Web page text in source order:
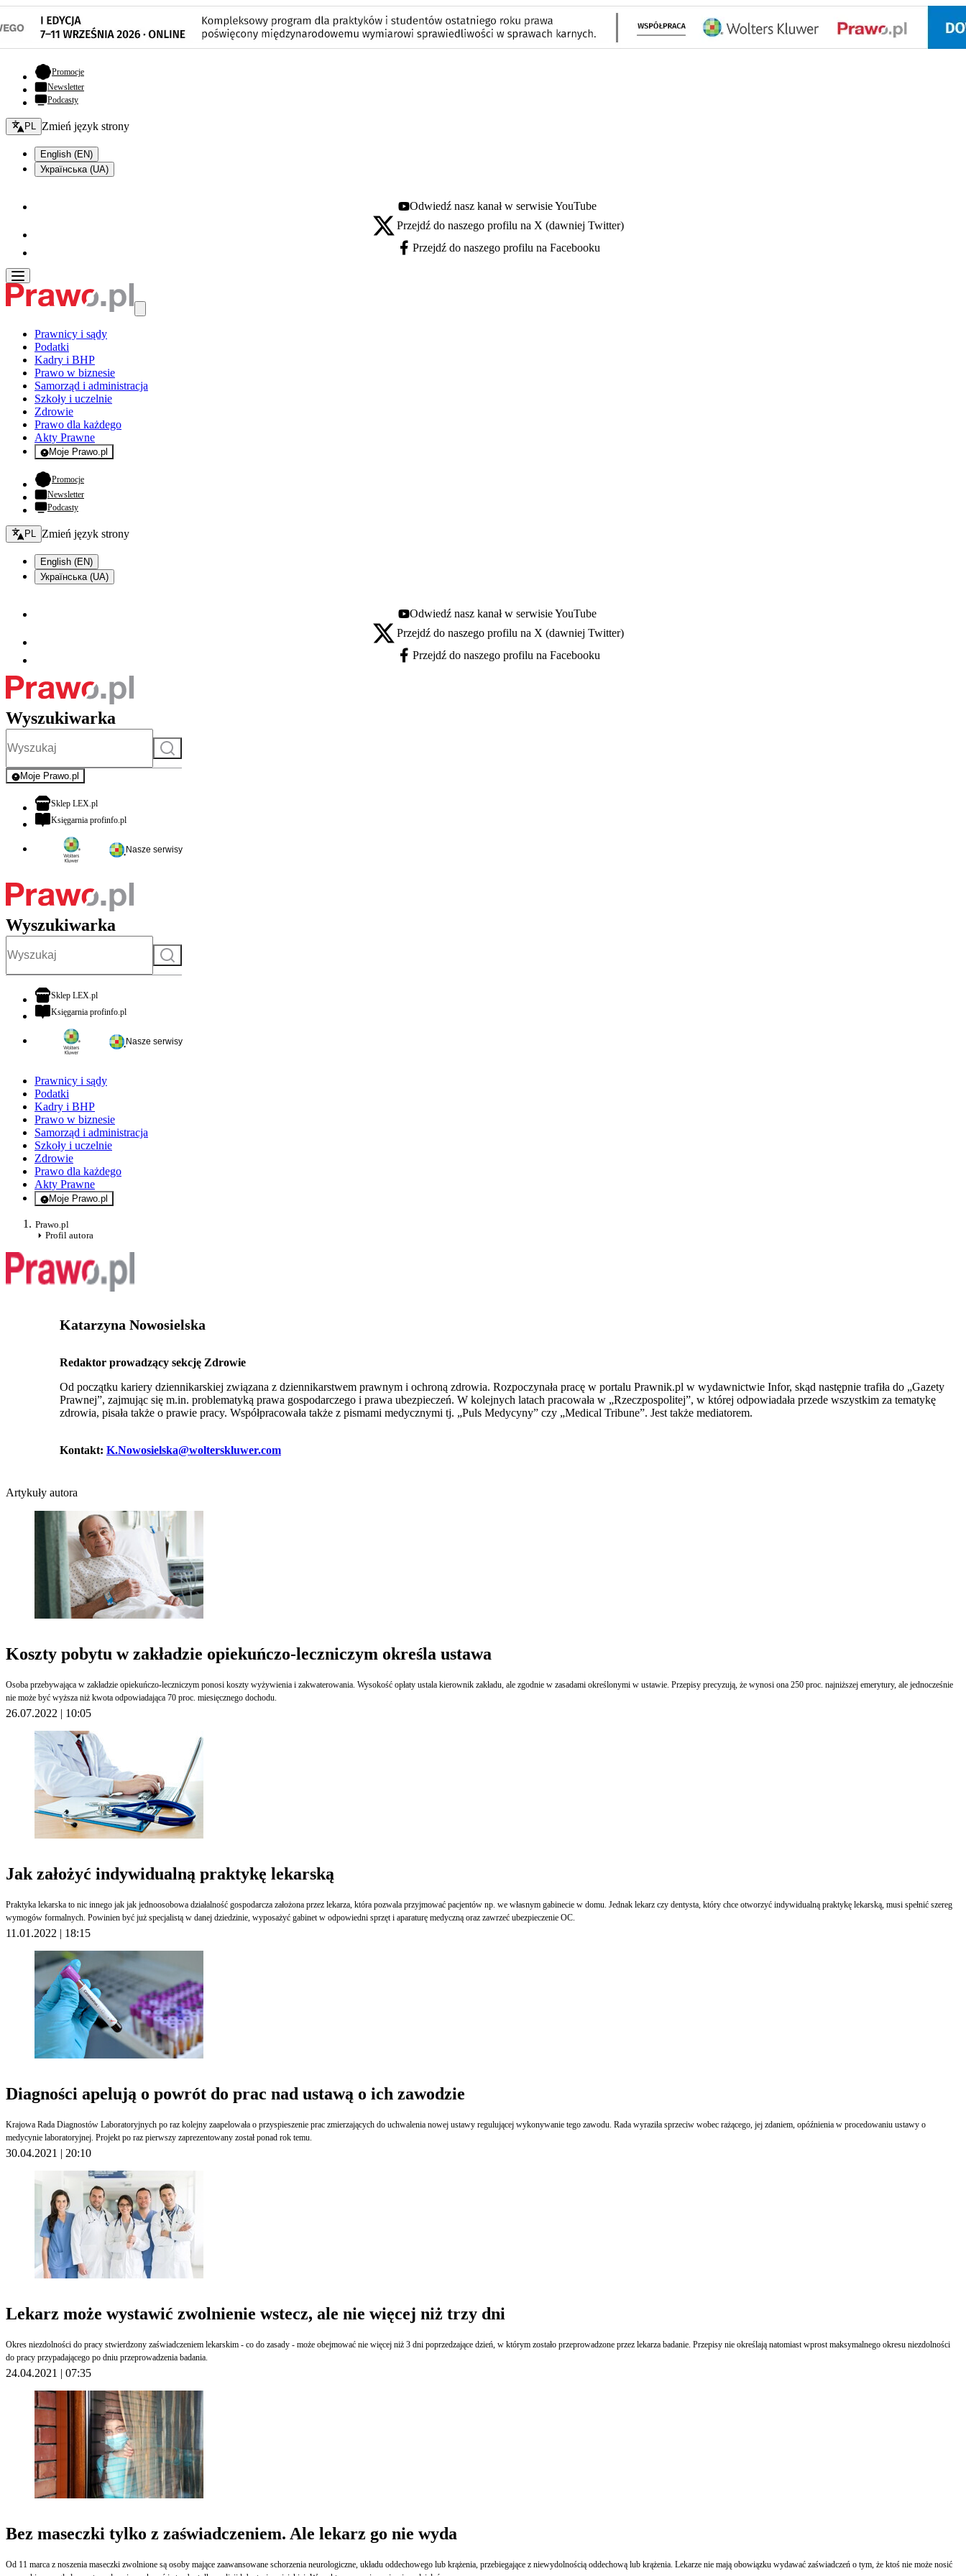
Promocje- otwiera się w nowej karcie
Newsletter
Podcasty
Zmień język - bieżący:
PL Zmień język strony
English (EN)
Українська (UA)
Youtube - otwiera się w nowej karcie
Odwiedź nasz kanał w serwisie YouTube
X - otwiera się w nowej karcie
Przejdź do naszego profilu na X (dawniej Twitter)
Facebook - otwiera się w nowej karcie
Przejdź do naszego profilu na Facebooku
Prawnicy i sądy
Podatki
Kadry i BHP
Prawo w biznesie
Samorząd i administracja
Szkoły i uczelnie
Zdrowie
Prawo dla każdego
Akty Prawne
Moje Prawo.pl
- rejestracja i logowanie do serwisu
Promocje- otwiera się w nowej karcie
Newsletter
Podcasty
Zmień język - bieżący:
PL Zmień język strony
English (EN)
Українська (UA)
Youtube - otwiera się w nowej karcie
Odwiedź nasz kanał w serwisie YouTube
X - otwiera się w nowej karcie
Przejdź do naszego profilu na X (dawniej Twitter)
Facebook - otwiera się w nowej karcie
Przejdź do naszego profilu na Facebooku
Wyszukiwarka
Szukaj
Moje Prawo.pl
- rejestracja i logowanie do serwisu
Sklep LEX.plotwiera się w nowej karcie
Księgarnia profinfo.plotwiera się w nowej karcie
Nasze serwisy
Wyszukiwarka
Szukaj
Sklep LEX.plotwiera się w nowej karcie
Księgarnia profinfo.plotwiera się w nowej karcie
Nasze serwisy
Prawnicy i sądy
Podatki
Kadry i BHP
Prawo w biznesie
Samorząd i administracja
Szkoły i uczelnie
Zdrowie
Prawo dla każdego
Akty Prawne
Moje Prawo.pl
- rejestracja i logowanie do serwisu
Prawo.pl
Profil autora
Katarzyna Nowosielska
Redaktor prowadzący sekcję Zdrowie
Od początku kariery dziennikarskiej związana z dziennikarstwem prawnym i ochroną zdrowia. Rozpoczynała pracę w portalu Prawnik.pl w wydawnictwie Infor, skąd następnie trafiła do „Gazety
Prawnej”, zajmując się m.in. problematyką prawa gospodarczego i prawa ubezpieczeń. W kolejnych latach pracowała w „Rzeczpospolitej”, w której odpowiadała przede wszystkim za tematykę
zdrowia, pisała także o prawie pracy. Współpracowała także z pismami medycznymi tj. „Puls Medycyny” czy „Medical Tribune”. Jest także mediatorem.
Kontakt: K.Nowosielska@wolterskluwer.com
Artykuły autora
Koszty pobytu w zakładzie opiekuńczo-leczniczym określa ustawa
Osoba przebywająca w zakładzie opiekuńczo-leczniczym ponosi koszty wyżywienia i zakwaterowania. Wysokość opłaty ustala kierownik zakładu, ale zgodnie w zasadami określonymi w ustawie. Przepisy precyzują, że wynosi ona 250 proc. najniższej emerytury, ale jednocześnie
nie może być wyższa niż kwota odpowiadająca 70 proc. miesięcznego dochodu.
26.07.2022 | 10:05
Jak założyć indywidualną praktykę lekarską
Praktyka lekarska to nic innego jak jak jednoosobowa działalność gospodarcza założona przez lekarza, która pozwala przyjmować pacjentów np. we własnym gabinecie w domu. Jednak lekarz czy dentysta, który chce otworzyć indywidualną praktykę lekarską, musi spełnić szereg
wymogów formalnych. Powinien być już specjalistą w danej dziedzinie, wyposażyć gabinet w odpowiedni sprzęt i aparaturę medyczną oraz zawrzeć ubezpieczenie OC.
11.01.2022 | 18:15
Diagności apelują o powrót do prac nad ustawą o ich zawodzie
Krajowa Rada Diagnostów Laboratoryjnych po raz kolejny zaapelowała o przyspieszenie prac zmierzających do uchwalenia nowej ustawy regulującej wykonywanie tego zawodu. Rada wyraziła sprzeciw wobec rażącego, jej zdaniem, opóźnienia w procedowaniu ustawy o
medycynie laboratoryjnej. Projekt po raz pierwszy zaprezentowany został ponad rok temu.
30.04.2021 | 20:10
Lekarz może wystawić zwolnienie wstecz, ale nie więcej niż trzy dni
Okres niezdolności do pracy stwierdzony zaświadczeniem lekarskim - co do zasady - może obejmować nie więcej niż 3 dni poprzedzające dzień, w którym zostało przeprowadzone przez lekarza badanie. Przepisy nie określają natomiast wprost maksymalnego okresu niezdolności
do pracy przypadającego po dniu przeprowadzenia badania.
24.04.2021 | 07:35
Bez maseczki tylko z zaświadczeniem. Ale lekarz go nie wyda
Od 11 marca z noszenia maseczki zwolnione są osoby mające zaawansowane schorzenia neurologiczne, układu oddechowego lub krążenia, przebiegające z niewydolnością oddechową lub krążenia. Lekarze nie mają obowiązku wydawać zaświadczeń o tym, że ktoś nie może nosić